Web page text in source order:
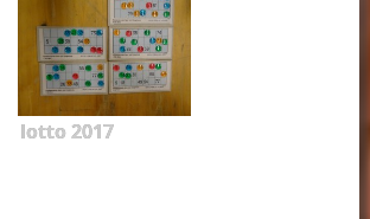
lotto 2017